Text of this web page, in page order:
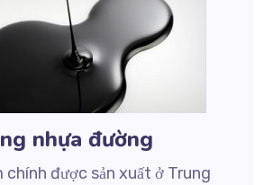
nhựa đường
chính được sản xuất ở Trung